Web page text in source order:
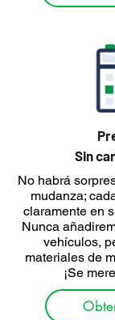
Sin
No habrá
mudanza;
claramente en
Nunca
vehículos,
materiales de
¡Se